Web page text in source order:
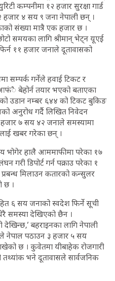
कम्पनीमा १२ हजार सुरक्षा गार्ड
४ सय ९ जना नेपाली छन् ।
संख्या मात्रै एक हजार छ ।
समयका लागि श्रीमान् भेट्न यूएई
११ हजार जनाले दूतावासको
सम्पर्क गर्नेले हवाई टिकट र
आफंै बेहोर्न तयार भएको बताएका
उडान नम्बर ६४४ को टिकट बुकिङ
अनुरोध गर्दै लिखित निवेदन
७ सय ४२ जनाले समस्यामा
खबर गरेका छन् ।
भोगेर हालै आममाफीमा परेका १७
डिपोर्ट गर्न पक्राउ परेका १
मिलाउन कतारको कन्सुलर
छ ।
६ सय जनाको स्वदेश फिर्ने सूची
समस्या देखिएको छैन ।
बहराइनका लागि नेपाली
नेपाल पठाउन ३ हजार ५ सय
छ । कुवेतमा यीबाहेक रोजगारी
भने दूतावासले सार्वजनिक